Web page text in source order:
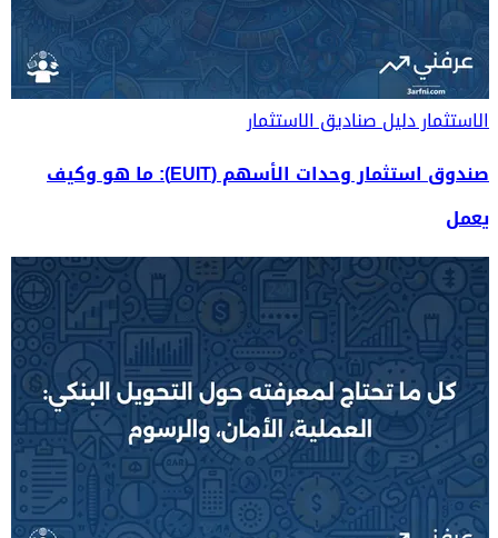
الاستثماردليل صناديق الاستثمار
صندوق استثمار وحدات الأسهم (EUIT): ما هو وكيف
يعمل